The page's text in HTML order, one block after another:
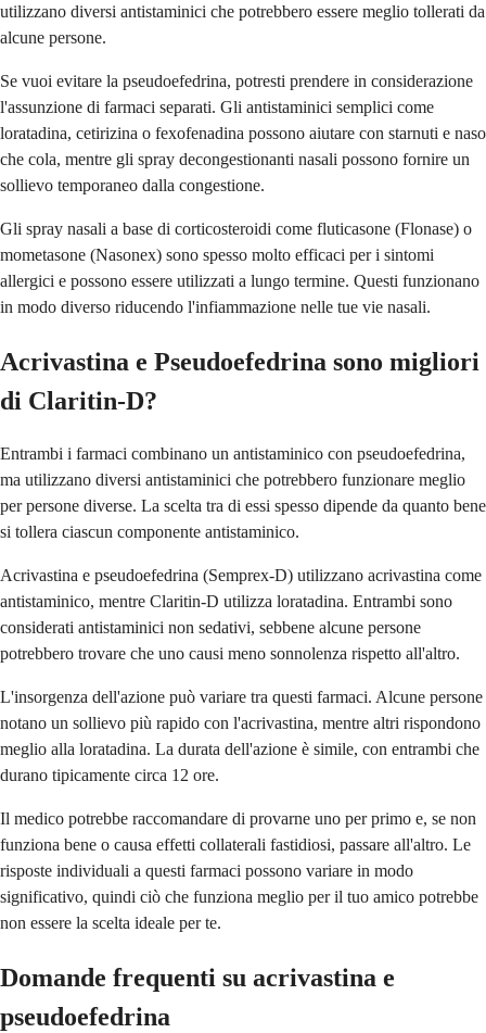
utilizzano diversi antistaminici che potrebbero essere meglio tollerati da
alcune persone.
Se vuoi evitare la pseudoefedrina, potresti prendere in considerazione
l'assunzione di farmaci separati. Gli antistaminici semplici come
loratadina, cetirizina o fexofenadina possono aiutare con starnuti e naso
che cola, mentre gli spray decongestionanti nasali possono fornire un
sollievo temporaneo dalla congestione.
Gli spray nasali a base di corticosteroidi come fluticasone (Flonase) o
mometasone (Nasonex) sono spesso molto efficaci per i sintomi
allergici e possono essere utilizzati a lungo termine. Questi funzionano
in modo diverso riducendo l'infiammazione nelle tue vie nasali.
Acrivastina e Pseudoefedrina sono migliori
di Claritin-D?
Entrambi i farmaci combinano un antistaminico con pseudoefedrina,
ma utilizzano diversi antistaminici che potrebbero funzionare meglio
per persone diverse. La scelta tra di essi spesso dipende da quanto bene
si tollera ciascun componente antistaminico.
Acrivastina e pseudoefedrina (Semprex-D) utilizzano acrivastina come
antistaminico, mentre Claritin-D utilizza loratadina. Entrambi sono
considerati antistaminici non sedativi, sebbene alcune persone
potrebbero trovare che uno causi meno sonnolenza rispetto all'altro.
L'insorgenza dell'azione può variare tra questi farmaci. Alcune persone
notano un sollievo più rapido con l'acrivastina, mentre altri rispondono
meglio alla loratadina. La durata dell'azione è simile, con entrambi che
durano tipicamente circa 12 ore.
Il medico potrebbe raccomandare di provarne uno per primo e, se non
funziona bene o causa effetti collaterali fastidiosi, passare all'altro. Le
risposte individuali a questi farmaci possono variare in modo
significativo, quindi ciò che funziona meglio per il tuo amico potrebbe
non essere la scelta ideale per te.
Domande frequenti su acrivastina e
pseudoefedrina